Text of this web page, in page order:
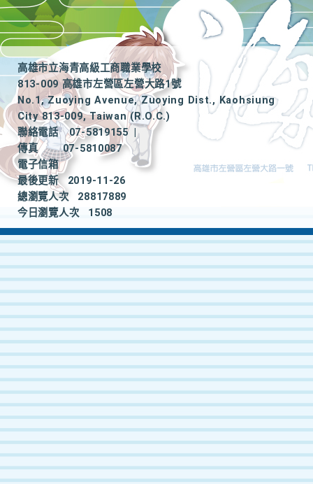
高雄市立海青高級工商職業學校
813-009 高雄市左營區左營大路1號
No.1, Zuoying Avenue, Zuoying Dist., Kaohsiung
City 813-009, Taiwan (R.O.C.)
聯絡電話
07-5819155
|
傳真
07-5810087
電子信箱
最後更新
2019-11-26
總瀏覽人次
28817889
今日瀏覽人次
1508